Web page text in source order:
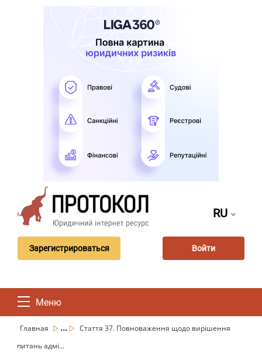
RU
Зарегистрироваться Войти
Меню
Главная ...
Стаття 37. Повноваження щодо вирішення
питань адмі...